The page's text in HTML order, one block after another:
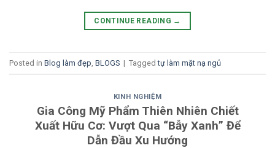
CONTINUE READING →
Posted in Blog làm đẹp BLOGS | Taggedtự làm mặt nạ ngủ
KINH NGHIỆM
Gia Công Mỹ Phẩm Thiên Nhiên Chiết
Xuất Hữu Cơ: Vượt Qua “Bẫy Xanh” Để
Dẫn Đầu Xu Hướng